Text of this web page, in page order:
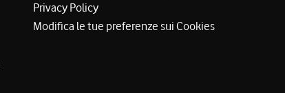
Privacy Policy
Modifica le tue preferenze sui Cookies